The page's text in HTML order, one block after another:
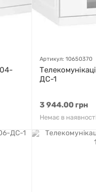
Артикул: 10650370
ДС-1
3 944.00 грн
Немає в наявності